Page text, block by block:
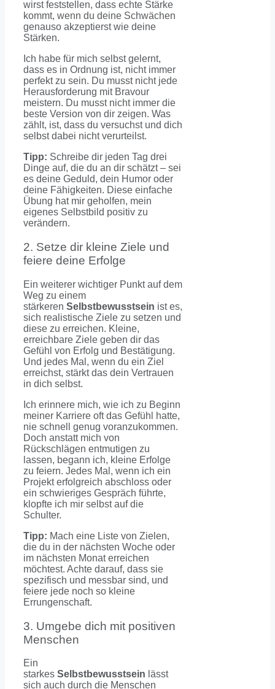
wirst feststellen, dass echte Stärke
kommt, wenn du deine Schwächen
genauso akzeptierst wie deine
Stärken.
Ich habe für mich selbst gelernt,
dass es in Ordnung ist, nicht immer
perfekt zu sein. Du musst nicht jede
Herausforderung mit Bravour
meistern. Du musst nicht immer die
beste Version von dir zeigen. Was
zählt, ist, dass du versuchst und dich
selbst dabei nicht verurteilst.
Tipp: Schreibe dir jeden Tag drei
Dinge auf, die du an dir schätzt – sei
es deine Geduld, dein Humor oder
deine Fähigkeiten. Diese einfache
Übung hat mir geholfen, mein
eigenes Selbstbild positiv zu
verändern.
2. Setze dir kleine Ziele und
feiere deine Erfolge
Ein weiterer wichtiger Punkt auf dem
Weg zu einem
stärkeren Selbstbewusstsein ist es,
sich realistische Ziele zu setzen und
diese zu erreichen. Kleine,
erreichbare Ziele geben dir das
Gefühl von Erfolg und Bestätigung.
Und jedes Mal, wenn du ein Ziel
erreichst, stärkt das dein Vertrauen
in dich selbst.
Ich erinnere mich, wie ich zu Beginn
meiner Karriere oft das Gefühl hatte,
nie schnell genug voranzukommen.
Doch anstatt mich von
Rückschlägen entmutigen zu
lassen, begann ich, kleine Erfolge
zu feiern. Jedes Mal, wenn ich ein
Projekt erfolgreich abschloss oder
ein schwieriges Gespräch führte,
klopfte ich mir selbst auf die
Schulter.
Tipp: Mach eine Liste von Zielen,
die du in der nächsten Woche oder
im nächsten Monat erreichen
möchtest. Achte darauf, dass sie
spezifisch und messbar sind, und
feiere jede noch so kleine
Errungenschaft.
3. Umgebe dich mit positiven
Menschen
Ein
starkes Selbstbewusstsein lässt
sich auch durch die Menschen